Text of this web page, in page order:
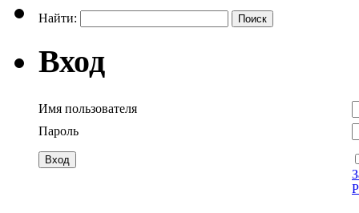
Найти:
Вход
Имя пользователя
Пароль